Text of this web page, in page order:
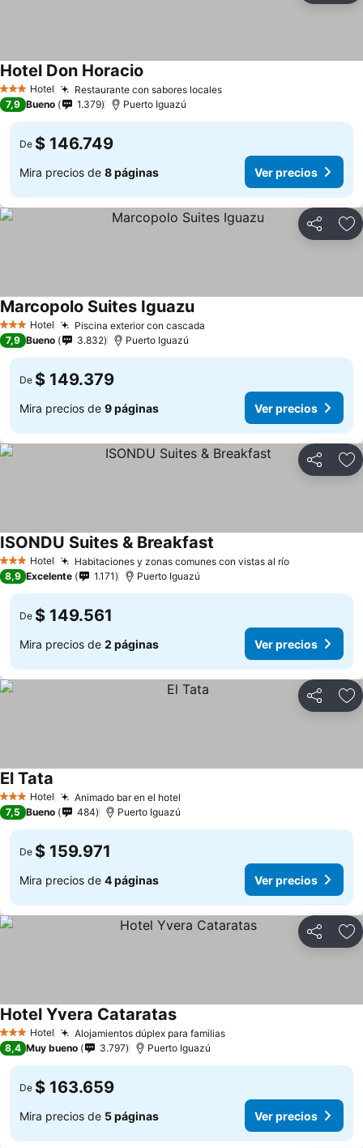
3 Estrellas
Hotel Restaurante con sabores localesVer precios
Hotel Don Horacio
7,9 Bueno 1.379 Puerto Iguazú
De $ 146.749
Mira precios de 8 páginas Ver precios
Compartir
3 Estrellas
Hotel Piscina exterior con cascada
Marcopolo Suites IguazuVer precios
7,9 Bueno 3.832 Puerto Iguazú
De $ 149.379
Mira precios de 9 páginas Ver precios
Compartir
3 Estrellas
Hotel Habitaciones y zonas comunes con vistas al ríoVer precios
ISONDU Suites & Breakfast
8,9 Excelente 1.171 Puerto Iguazú
De $ 149.561
Mira precios de 2 páginas Ver precios
Compartir
3 Estrellas
Hotel Animado bar en el hotel
El Tata
7,5 Bueno 484 Puerto Iguazú
De $ 159.971
Mira precios de 4 páginas Ver precios
Compartir
3 Estrellas
Hotel Alojamientos dúplex para familiasVer precios
Hotel Yvera CataratasVer precios
8,4 Muy bueno 3.797 Puerto Iguazú
De $ 163.659
Mira precios de 5 páginas Ver precios